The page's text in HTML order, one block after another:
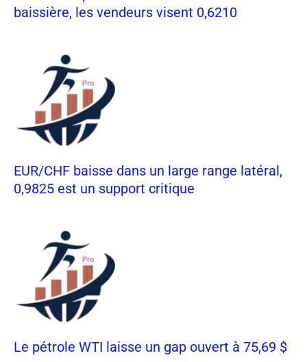
baissière, les vendeurs visent 0,6210
EUR/CHF baisse dans un large range latéral,
0,9825 est un support critique
Le pétrole WTI laisse un gap ouvert à 75,69 $